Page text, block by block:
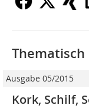
Ausgabe 05/2015
Kork, Schilf,